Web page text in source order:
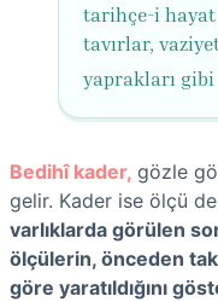
tarihçe-i
tavırlar,
yaprakları
Bedihî kader, gözle
gelir. Kader ise ölçü
varlıklarda görülen
ölçülerin, önceden
göre yaratıldığını